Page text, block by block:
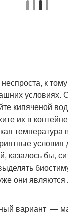
к
условиях.
кипяченой
их в
температура
условия
казалось бы,
они
вариант —